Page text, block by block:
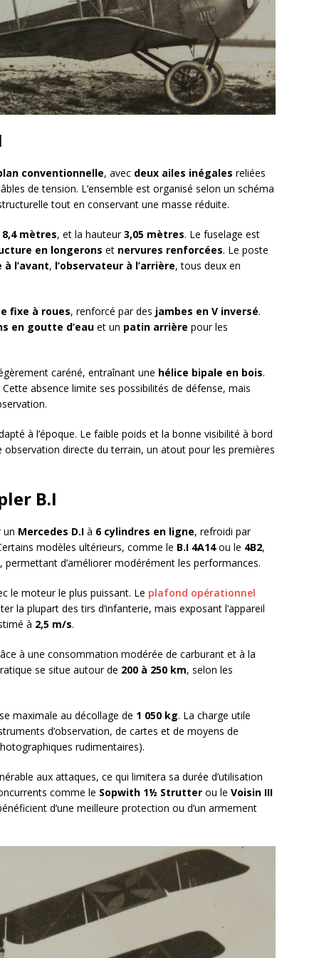
conventionnelle, avec deux ailes inégales reliées
de tension. L’ensemble est organisé selon un schéma
tout en conservant une masse réduite.
8,4 mètres, et la hauteur3,05 mètres. Le fuselage est
en longerons et nervures renforcées. Le poste
l’avant, l’observateur à l’arrière, tous deux en
fixe à roues, renforcé par des jambes en V inversé.
en goutte d’eau et un patin arrière pour les
caréné, entraînant une hélice bipale en bois.
absence limite ses possibilités de défense, mais
à l’époque. Le faible poids et la bonne visibilité à bord
directe du terrain, un atout pour les premières
B.I
Mercedes D.I à 6 cylindres en ligne, refroidi par
modèles ultérieurs, comme le B.I 4A14ou le 4B2,
, permettant d’améliorer modérément les performances.
le moteur le plus puissant. Le plafond opérationnel
la plupart des tirs d’infanterie, mais exposant l’appareil
à 2,5 m/s.
à une consommation modérée de carburant et à la
se situe autour de 200 à 250 km, selon les
maximale au décollage de 1 050 kg. La charge utile
d’observation, de cartes et de moyens de
rudimentaires).
aux attaques, ce qui limitera sa durée d’utilisation
comme le Sopwith 1½ Strutter ou le Voisin III
d’une meilleure protection ou d’un armement